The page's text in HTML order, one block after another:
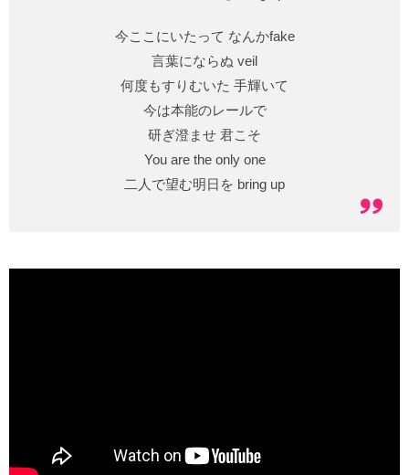
今ここにいたって なんかfake
言葉にならぬ veil
何度もすりむいた 手輝いて
今は本能のレールで
研ぎ澄ませ 君こそ
You are the only one
二人で望む明日を bring up